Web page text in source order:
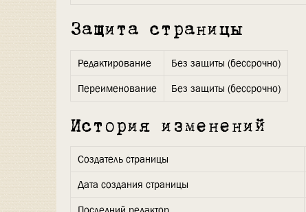
Защита страницы
Редактирование
Без защиты (бессрочно)
Переименование
Без защиты (бессрочно)
История изменений
Создатель страницы
Дата создания страницы